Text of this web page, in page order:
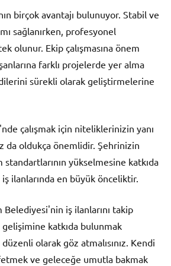
birçok avantajı bulunuyor. Stabil ve
sağlanırken, profesyonel
olunur. Ekip çalışmasına önem
farklı projelerde yer alma
sürekli olarak geliştirmelerine
çalışmak için niteliklerinizin yanı
da oldukça önemlidir. Şehrinizin
standartlarının yükselmesine katkıda
ilanlarında en büyük önceliktir.
Belediyesi'nin iş ilanlarını takip
katkıda bulunmak
olarak göz atmalısınız. Kendi
ve geleceğe umutla bakmak